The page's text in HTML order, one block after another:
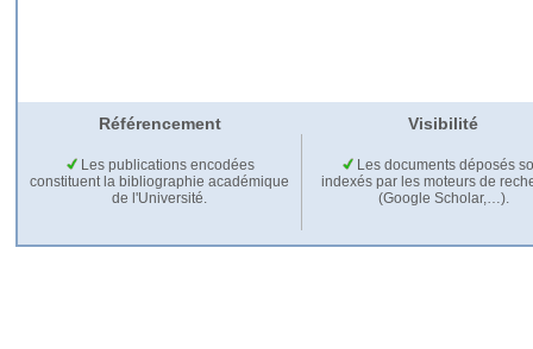
Référencement Visibilité
Les publications encodées
constituent la bibliographie académique
de l'Université.
Les documents déposés
indexés par les moteurs de
(Google Scholar,…).